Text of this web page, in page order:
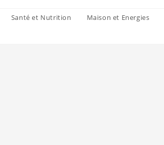
Santé et Nutrition Maison et Energies